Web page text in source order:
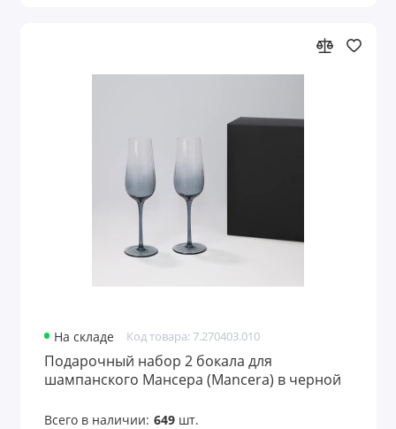
На складе Код товара: 7.270403.010
Подарочный набор 2 бокала для
шампанского Мансера (Mancera) в черной
Всего в наличии: 649шт.